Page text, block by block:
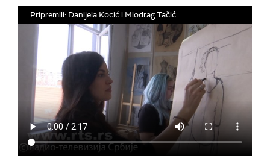
Pripremili: Danijela Kocić i Miodrag Tačić